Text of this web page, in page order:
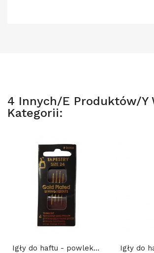
4 Innych/e Produktów/y
Kategorii:
Igły do haftu - powlekane złotem, Tapestry -...